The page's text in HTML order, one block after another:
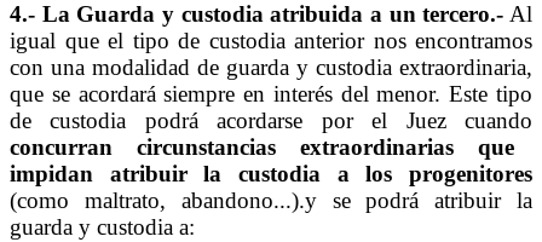
4.- La Guarda y custodia atribuida a un tercero.- Al
igual que el tipo de custodia anterior nos encontramos
con una modalidad de guarda y custodia extraordinaria,
que se acordará siempre en interés del menor.Este tipo
de custodia podrá acordarse por el Juez cuando
concurran circunstancias extraordinarias que
impidan atribuir la custodia a los progenitores
(como maltrato, abandono...).y se podrá atribuir la
guarda y custodia a: